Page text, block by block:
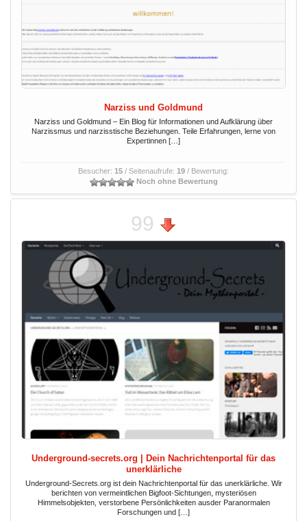
Narziss und Goldmund
Narziss und Goldmund – Ein Blog für Informationen und Aufklärung über
Narzissmus und narzisstische Beziehungen. Teile Erfahrungen, lerne von
Expertinnen […]
Besucher: 15 / Seitenaufrufe: 19 / Bewertung:
Noch ohne Bewertung
99
Underground-secrets.org | Dein Nachrichtenportal für das
unerklärliche
Underground-Secrets.org ist dein Nachrichtenportal für das unerklärliche. Wir
berichten von vermeintlichen Bigfoot-Sichtungen, mysteriösen
Himmelsobjekten, verstorbene Persönlichkeiten ausder Paranormalen
Forschungen und […]